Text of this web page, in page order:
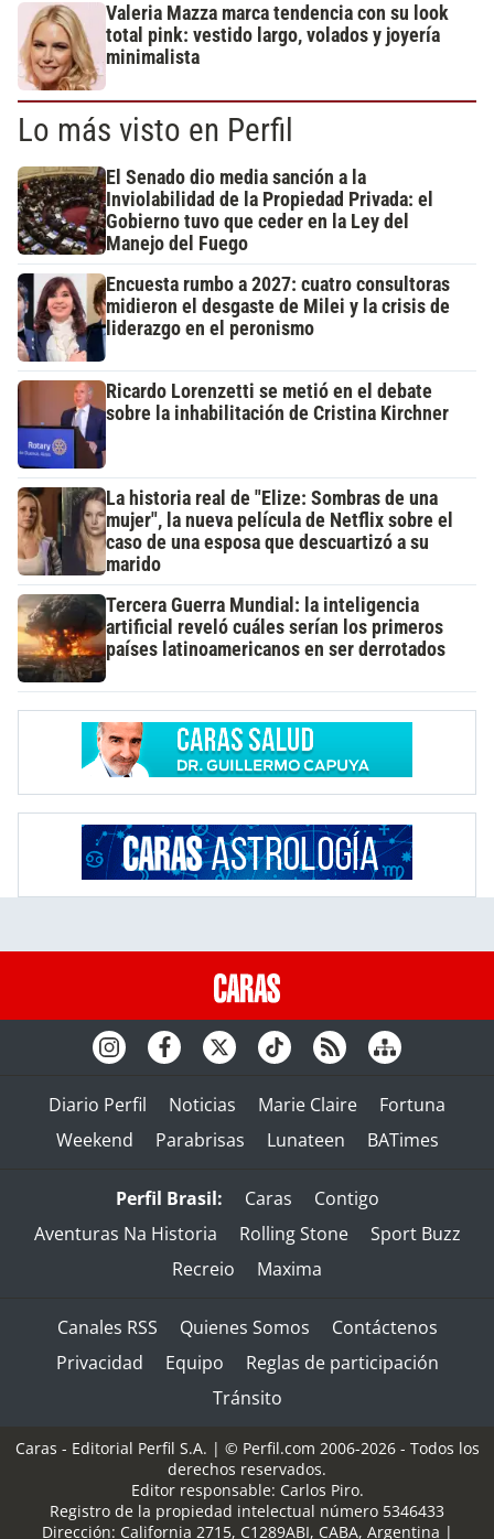
Valeria Mazza marca tendencia con su look
total pink: vestido largo, volados y joyería
minimalista
Lo más visto en Perfil
El Senado dio media sanción a la
Inviolabilidad de la Propiedad Privada: el
Gobierno tuvo que ceder en la Ley del
Manejo del Fuego
Encuesta rumbo a 2027: cuatro consultoras
midieron el desgaste de Milei y la crisis de
liderazgo en el peronismo
Ricardo Lorenzetti se metió en el debate
sobre la inhabilitación de Cristina Kirchner
La historia real de "Elize: Sombras de una
mujer", la nueva película de Netflix sobre el
caso de una esposa que descuartizó a su
marido
Tercera Guerra Mundial: la inteligencia
artificial reveló cuáles serían los primeros
países latinoamericanos en ser derrotados
Diario Perfil Noticias Marie Claire
Fortuna
Weekend
Parabrisas Lunateen BATimes
Perfil Brasil: Caras
Contigo
Aventuras Na Historia
Rolling Stone
Sport Buzz
Recreio
Maxima
Canales RSS Quienes Somos
Contáctenos
Privacidad
Equipo
Reglas de participación
Tránsito
Caras - Editorial Perfil S.A. | © Perfil.com 2006-2026 - Todos los
derechos reservados.
Editor responsable: Carlos Piro.
Registro de la propiedad intelectual número 5346433
Dirección: California 2715, C1289ABI, CABA, Argentina |